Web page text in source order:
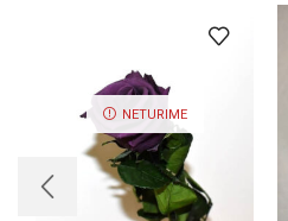
NETURIME